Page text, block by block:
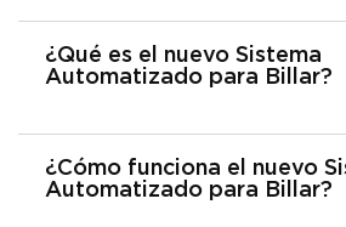
¿Qué es el nuevo Sistema
Automatizado para Billar?
¿Cómo funciona el nuevo
Automatizado para Billar?